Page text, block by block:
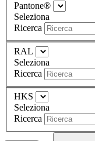
Pantone®
Seleziona
Ricerca
RAL
Seleziona
Ricerca
HKS
Seleziona
Ricerca